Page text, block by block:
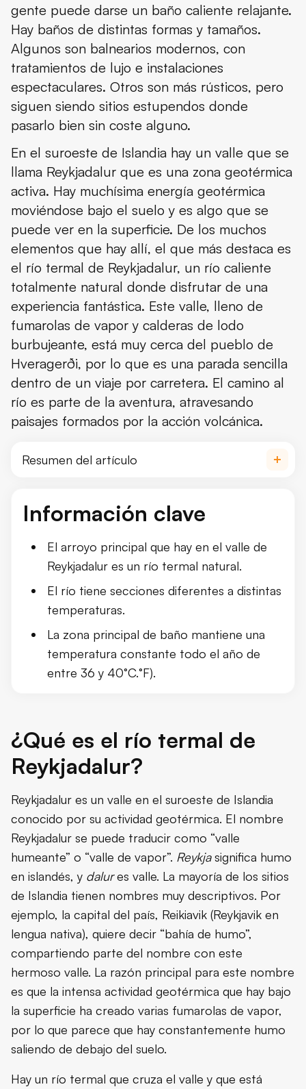
Qué hacer cerca del río termal de Reykjadalur
Dónde dormir cerca del río termal de Reykjadalur
Mejor época para ir al río termal de Reykjadalur
Qué llevar en la maleta para ir al río termal de Reykjadalur
Consejos de viaje
Conclusión
gente puede darse un baño caliente relajante.
Hay baños de distintas formas y tamaños.
Algunos son balnearios modernos, con
tratamientos de lujo e instalaciones
espectaculares. Otros son más rústicos, pero
siguen siendo sitios estupendos donde
pasarlo bien sin coste alguno.
En el suroeste de Islandia hay un valle que se
llama Reykjadalur que es una zona geotérmica
activa. Hay muchísima energía geotérmica
moviéndose bajo el suelo y es algo que se
puede ver en la superficie. De los muchos
elementos que hay allí, el que más destaca es
el río termal de Reykjadalur, un río caliente
totalmente natural donde disfrutar de una
experiencia fantástica. Este valle, lleno de
fumarolas de vapor y calderas de lodo
burbujeante, está muy cerca del pueblo de
Hveragerði, por lo que es una parada sencilla
dentro de un viaje por carretera. El camino al
río es parte de la aventura, atravesando
paisajes formados por la acción volcánica.
Resumen del artículo
Información útil sobre Reykjadalur
Dónde está Reykjadalur Hot Spring
Qué ver y hacer cerca de
Dónde alojarse cerca de
Qué llevar para visitar Reykjadalur
Consejos de viaje
Conclusión
Información clave
El arroyo principal que hay en el valle de
Reykjadalur es un río termal natural.
El río tiene secciones diferentes a distintas
temperaturas.
La zona principal de baño mantiene una
temperatura constante todo el año de
entre 36 y 40°C.°F).
¿Qué es el río termal de
Reykjadalur?
Reykjadalur es un valle en el suroeste de Islandia
conocido por su actividad geotérmica. El nombre
Reykjadalur se puede traducir como “valle
humeante” o “valle de vapor”. Reykjasignifica humo
en islandés, y dalures valle. La mayoría de los sitios
de Islandia tienen nombres muy descriptivos. Por
ejemplo, la capital del país, Reikiavik (Reykjavik en
lengua nativa), quiere decir “bahía de humo”,
compartiendo parte del nombre con este
hermoso valle. La razón principal para este nombre
es que la intensa actividad geotérmica que hay bajo
la superficie ha creado varias fumarolas de vapor,
por lo que parece que hay constantemente humo
saliendo de debajo del suelo.
Hay un río termal que cruza el valle y que está